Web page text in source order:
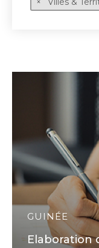
GUINÉE
Elaboration